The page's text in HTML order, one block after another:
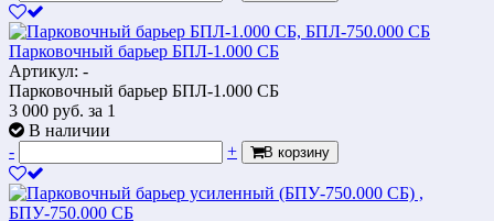
Парковочный барьер БПЛ-1.000 СБ
Артикул: -
Парковочный барьер БПЛ-1.000 СБ
3 000 руб. за 1
В наличии
-
+ В корзину